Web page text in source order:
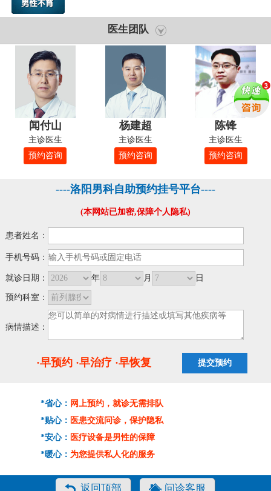
医生团队
闻付山
主诊医生
预约咨询
杨建超
主诊医生
预约咨询
陈锋
主诊医生
预约咨询
----洛阳男科自助预约挂号平台----
(本网站已加密,保障个人隐私)
患者姓名：
手机号码：
就诊日期： 年 月 日
预约科室：
病情描述：
·早预约 ·早治疗 ·早恢复
*省心： 网上预约，就诊无需排队
*贴心： 医患交流问诊，保护隐私
*安心： 医疗设备是男性的保障
*暖心： 为您提供私人化的服务
返回顶部 问诊客服